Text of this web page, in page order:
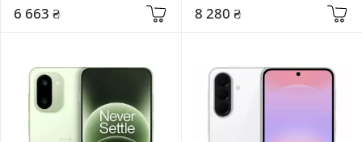
6 663 ₴ 8 280 ₴